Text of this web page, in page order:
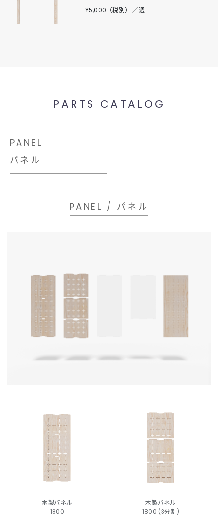
¥5,000（税別） ／週
PARTS CATALOG
PANEL
パネル
PANEL / パネル
木製パネル
1800
木製パネル
1800 (3分割)